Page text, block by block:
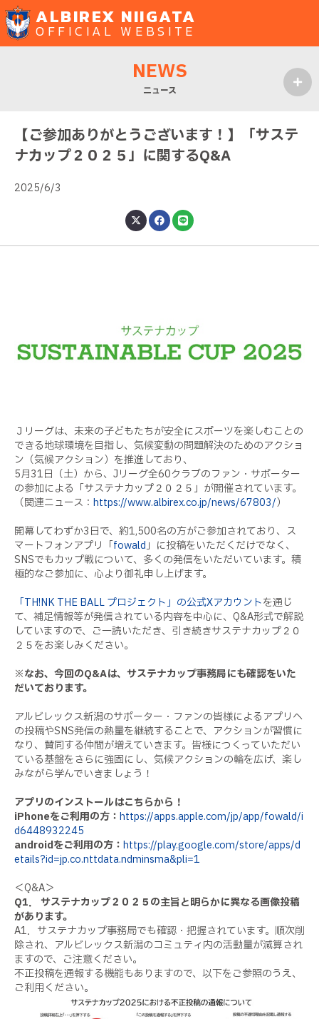
ALBIREX NIIGATA
OFFICIAL WEBSITE
NEWS
ニュース
【ご参加ありがとうございます！】「サステ
ナカップ２０２５」に関するQ&A
2025/6/3
Ｊリーグは、未来の子どもたちが安全にスポーツを楽しむことの
できる地球環境を目指し、気候変動の問題解決のためのアクショ
ン（気候アクション）を推進しており、
5月31日（土）から、Jリーグ全60クラブのファン・サポーター
の参加による「サステナカップ２０２５」が開催されています。
（関連ニュース： https://www.albirex.co.jp/news/67803/）
開幕してわずか3日で、約1,500名の方がご参加されており、ス
マートフォンアプリ「fowald」に投稿をいただくだけでなく、
SNSでもカップ戦について、多くの発信をいただいています。積
極的なご参加に、心より御礼申し上げます。
「TH!NK THE BALL プロジェクト」の公式Xアカウントを通じ
て、補足情報等が発信されている内容を中心に、Q&A形式で解説
していますので、ご一読いただき、引き続きサステナカップ２０
２５をお楽しみください。
※なお、今回のQ&Aは、サステナカップ事務局にも確認をいた
だいております。
アルビレックス新潟のサポーター・ファンの皆様によるアプリへ
の投稿やSNS発信の熱量を継続することで、アクションが習慣に
なり、賛同する仲間が増えていきます。皆様につくっていただい
ている基盤をさらに強固にし、気候アクションの輪を広げ、楽し
みながら学んでいきましょう！
アプリのインストールはこちらから！
iPhoneをご利用の方： https://apps.apple.com/jp/app/fowald/i
d6448932245
androidをご利用の方： https://play.google.com/store/apps/d
etails?id=jp.co.nttdata.ndminsma&pli=1
＜Q&A＞
Q1． サステナカップ２０２５の主旨と明らかに異なる画像投稿
があります。
A1．サステナカップ事務局でも確認・把握されています。順次削
除され、アルビレックス新潟のコミュティ内の活動量が減算され
ますので、ご注意ください。
不正投稿を通報する機能もありますので、以下をご参照のうえ、
ご利用ください。